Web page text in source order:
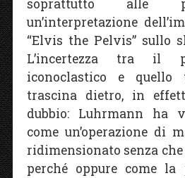
soprattutto alle
un’interpretazione
“Elvis the Pelvis” sullo
L’incertezza tra il
iconoclastico e quello
trascina dietro, in
dubbio: Luhrmann ha
come un’operazione di
ridimensionato senza
perché oppure come